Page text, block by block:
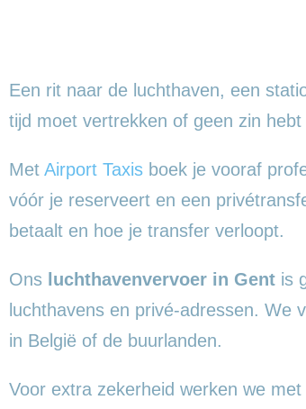
Een rit naar de luchthaven, een
tijd moet vertrekken of geen zin
Met Airport Taxis boek je vooraf
vóór je reserveert en een
betaalt en hoe je transfer verloopt.
Ons luchthavenvervoer in Gent is
luchthavens en privé-adressen. We
in België of de buurlanden.
Voor extra zekerheid werken we